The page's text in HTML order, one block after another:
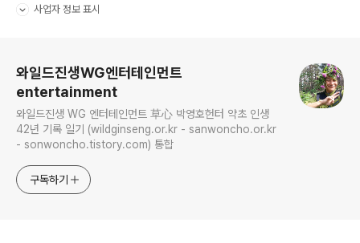
사업자 정보 표시
와일드진생WG엔터테인먼트
entertainment
와일드진생 WG 엔터테인먼트 草心 박영호헌터 약초 인생
42년 기록 일기 (wildginseng.or.kr - sanwoncho.or.kr
- sonwoncho.tistory.com) 통합
구독하기